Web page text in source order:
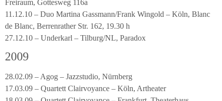
Freiraum, Gottesweg 116a
11.12.10 – Duo Martina Gassmann/Frank Wingold – Köln, Blanc
de Blanc, Berrenrather Str. 162, 19.30 h
27.12.10 – Underkarl – Tilburg/NL, Paradox
2009
28.02.09 – Agog – Jazzstudio, Nürnberg
17.03.09 – Quartett Clairvoyance – Köln, Artheater